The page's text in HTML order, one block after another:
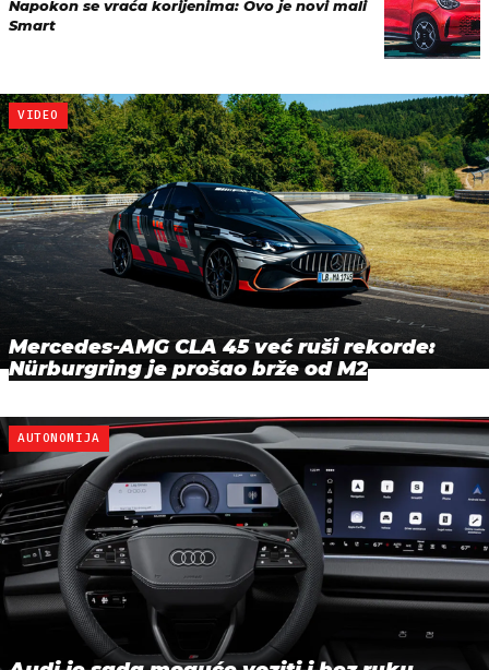
Napokon se vraća korijenima: Ovo je novi mali
Smart
VIDEO
Mercedes-AMG CLA 45 već ruši rekorde:
Nürburgring je prošao brže od M2
AUTONOMIJA